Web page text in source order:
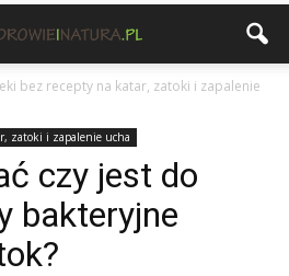
bez recepty na katar, zatoki i zapalenie
zatoki i zapalenie ucha
czy jest do
bakteryjne